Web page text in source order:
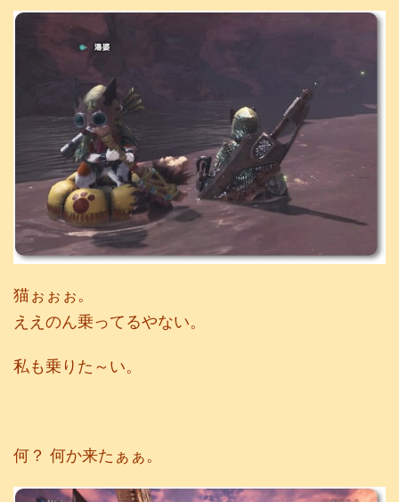
猫ぉぉぉ。
ええのん乗ってるやない。
私も乗りた～い。
何？ 何か来たぁぁ。